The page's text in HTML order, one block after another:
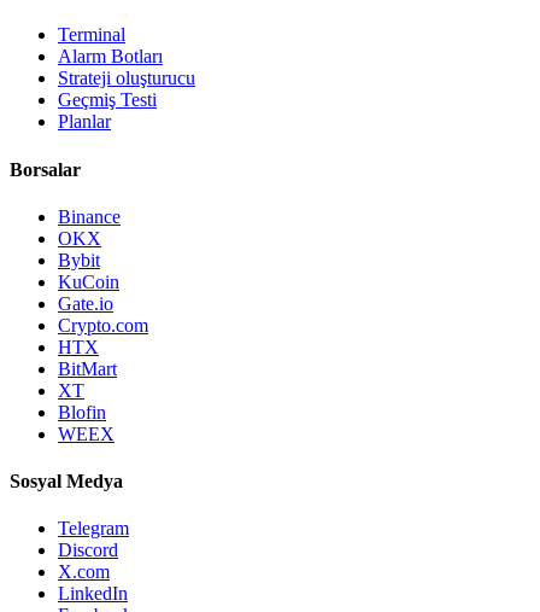
Terminal
Alarm Botları
Strateji oluşturucu
Geçmiş Testi
Planlar
Borsalar
Binance
OKX
Bybit
KuCoin
Gate.io
Crypto.com
HTX
BitMart
XT
Blofin
WEEX
Sosyal Medya
Telegram
Discord
X.com
LinkedIn